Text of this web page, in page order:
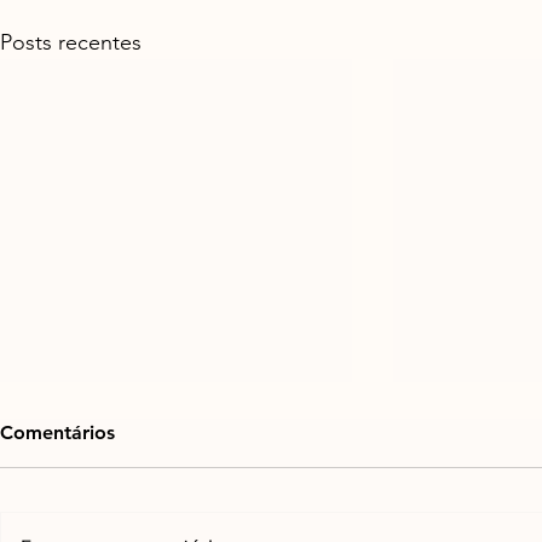
Posts recentes
Comentários